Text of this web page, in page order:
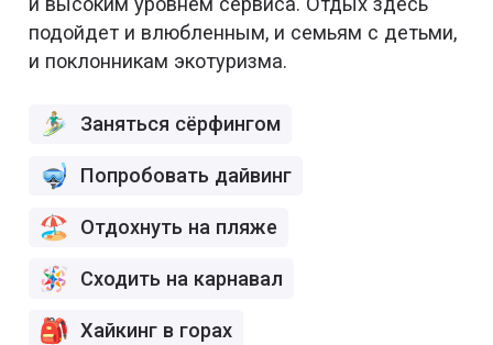
подойдет и влюбленным, и семьям с детьми,
и поклонникам экотуризма.
Заняться сёрфингом
Попробовать дайвинг
Отдохнуть на пляже
Сходить на карнавал
Хайкинг в горах